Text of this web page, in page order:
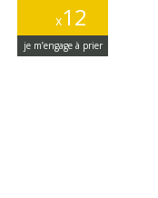
x12
je m’engage à prier